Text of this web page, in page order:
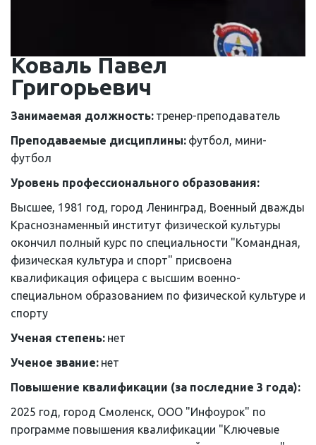
Коваль Павел
Григорьевич
Занимаемая должность: тренер-преподаватель
Преподаваемые дисциплины: футбол, мини-
футбол
Уровень профессионального образования:
Высшее, 1981 год, город Ленинград, Военный дважды
Краснознаменный институт физической культуры
окончил полный курс по специальности "Командная,
физическая культура и спорт" присвоена
квалификация офицера с высшим военно-
специальном образованием по физической культуре и
спорту
Ученая степень: нет
Ученое звание: нет
Повышение квалификации (за последние 3 года):
2025 год, город Смоленск, ООО "Инфоурок" по
программе повышения квалификации "Ключевые